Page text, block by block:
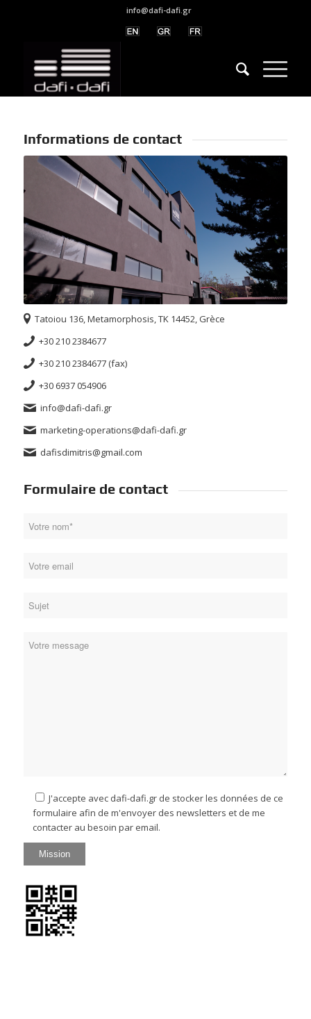
info@dafi-dafi.gr
Informations de contact
Tatoiou 136, Metamorphosis, ΤΚ 14452, Grèce
+30 210 2384677
+30 210 2384677 (fax)
+30 6937 054906
info@dafi-dafi.gr
marketing-operations@dafi-dafi.gr
dafisdimitris@gmail.com
Formulaire de contact
J'accepte avec dafi-dafi.gr de stocker les données de ce
formulaire afin de m'envoyer des newsletters et de me
contacter au besoin par email.